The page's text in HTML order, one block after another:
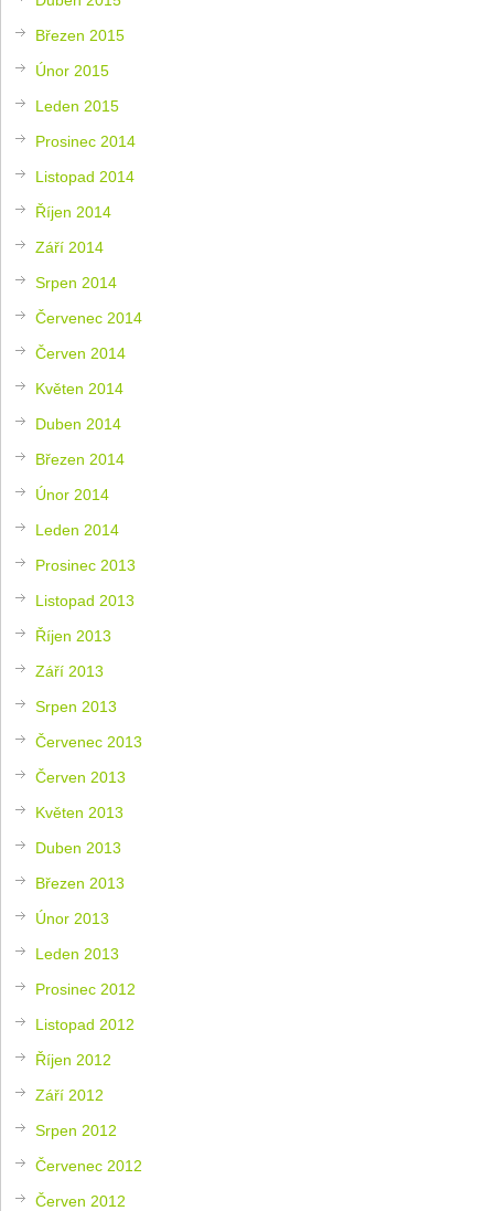
Březen 2015
Únor 2015
Leden 2015
Prosinec 2014
Listopad 2014
Říjen 2014
Září 2014
Srpen 2014
Červenec 2014
Červen 2014
Květen 2014
Duben 2014
Březen 2014
Únor 2014
Leden 2014
Prosinec 2013
Listopad 2013
Říjen 2013
Září 2013
Srpen 2013
Červenec 2013
Červen 2013
Květen 2013
Duben 2013
Březen 2013
Únor 2013
Leden 2013
Prosinec 2012
Listopad 2012
Říjen 2012
Září 2012
Srpen 2012
Červenec 2012
Červen 2012